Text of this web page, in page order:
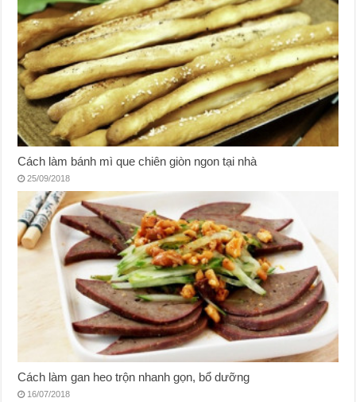
Cách làm bánh mì que chiên giòn ngon tại nhà
25/09/2018
Cách làm gan heo trộn nhanh gọn, bổ dưỡng
16/07/2018